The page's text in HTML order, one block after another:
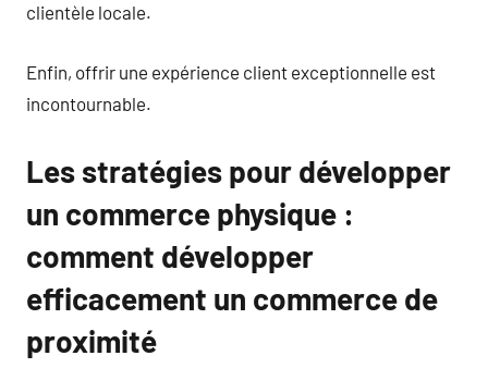
clientèle locale.
Enfin, offrir une expérience client exceptionnelle est
incontournable.
Les stratégies pour développer
un commerce physique :
comment développer
efficacement un commerce de
proximité